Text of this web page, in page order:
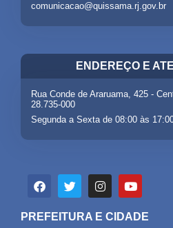
comunicacao@quissama.rj.gov.br
ENDEREÇO E
Rua Conde de Araruama, 425 -
28.735-000
Segunda a Sexta de 08:00 às
PREFEITURA E CIDADE